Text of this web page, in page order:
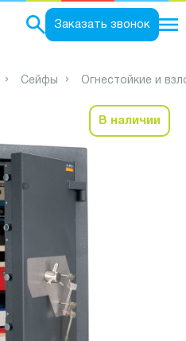
Заказать звонок
Сейфы Огнестойкие и
В наличии